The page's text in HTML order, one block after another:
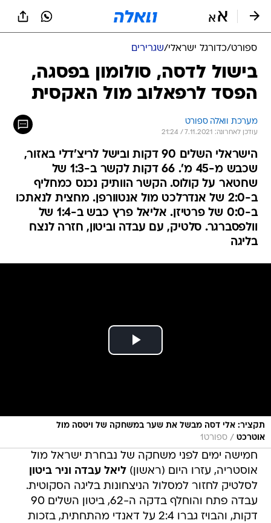
ספורט/כדורגל ישראלי/שגרירים
בישול לדסה, סולומון בפסגה,
הפסד לרפאלוב מול האקסית
מערכת וואלה ספורט
עודכן לאחרונה: 7.11.2021 / 21:24
הישראלי השלים 90 דקות ובישל לריצ'דלי באזור,
שכבש מ-45 מ'. 66 דקות לקשר ב-1:3 של
שחטאר על קולוס. הקשר הוותיק נכנס כמחליף
ב-2:0 של אנדרלכט מול אנטוורפן. מחצית לנאתכו
ב-0:0 של פרטיזן. אליאל פרץ כבש ב-1:4 של
וולפסברגר. סלטיק, עם עבדה וביטון, חזרה לנצח
בליגה
תקציר: אלי דסה מבשל את שער במשחקה של ויטסה מול
אוטרכט / ספורט1
חמישה ימים לפני משחקה של נבחרת ישראל מול
אוסטריה, עזרו היום (ראשון)ליאל עבדה וניר ביטון
לסלטיק לחזור למסלול הניצחונות בליגה הסקוטית.
עבדה פתח והוחלף בדקה ה-62, ביטון השלים 90
דקות, והבויז גברו 2:4 על דאנדי מהתחתית, בזכות